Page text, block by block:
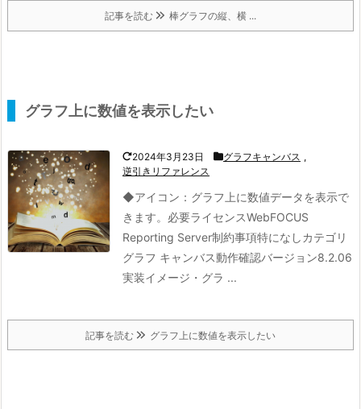
記事を読む 棒グラフの縦、横 ...
グラフ上に数値を表示したい
2024年3月23日 グラフキャンバス ,
逆引きリファレンス
◆アイコン： グラフ上に数値データを表示で
きます。 必要ライセンスWebFOCUS
Reporting Server制約事項特になしカテゴリ
グラフ キャンバス動作確認バージョン8.2.06
実装イメージ ・グラ ...
記事を読む グラフ上に数値を表示したい